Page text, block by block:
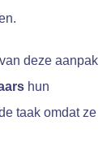
deze aanpak
hun
taak omdat ze